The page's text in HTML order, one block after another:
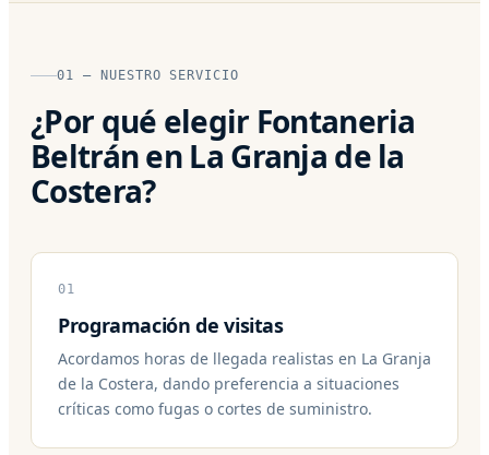
01 — NUESTRO SERVICIO
¿Por qué elegir Fontaneria
Beltrán en La Granja de la
Costera?
01
Programación de visitas
Acordamos horas de llegada realistas en La Granja
de la Costera, dando preferencia a situaciones
críticas como fugas o cortes de suministro.